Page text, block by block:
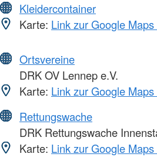
Kleidercontainer
Karte: Link zur Google
Ortsvereine
DRK OV Lennep e.V.
Karte: Link zur Google
Rettungswache
DRK Rettungswache
Karte: Link zur Google